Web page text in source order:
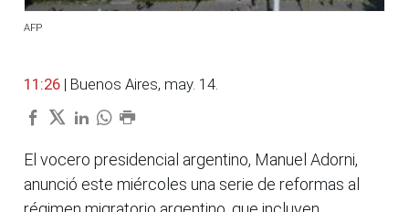
AFP
11:26 | Buenos Aires, may. 14.
El vocero presidencial argentino, Manuel Adorni,
anunció este miércoles una serie de reformas al